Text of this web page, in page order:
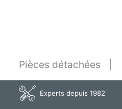
Pièces détachées
Experts depuis 1982